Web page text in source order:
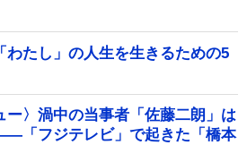
わたし」の人生を生きるための5
ー〉渦中の当事者「佐藤二朗」は
「フジテレビ」で起きた「橋本